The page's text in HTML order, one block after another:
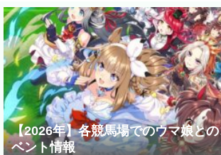
【2026年】各競馬場でのウマ娘と
ベント情報